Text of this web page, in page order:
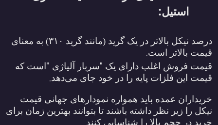
استیل:
درصد نیکل بالاتر در یک گرید (مانند گرید ۳۱۰)
به معنای
قیمت بالاتر است.
قیمت فروش اغلب دارای یک "سربار آلیاژی "است که
قیمت این فلزات پایه را در خود جای می‌دهد.
خریداران عمده باید همواره نمودارهای جهانی قیمت
نیکل را زیر نظر داشته باشند تا بتوانند بهترین زمان برای
خرید در حجم بالا را شناسایی کنند